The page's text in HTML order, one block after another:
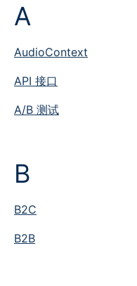
A
AudioContext
API 接口
A/B 测试
B
B2C
B2B